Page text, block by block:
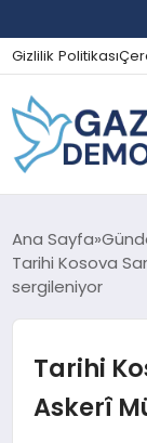
Gizlilik Politikası
GÜNDEM
EKONOMI
SPOR
Ana Sayfa
Tarihi Kosova
sergileniyor
Tarihi
Askerî